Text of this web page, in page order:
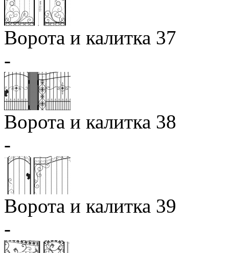
Ворота и калитка 37
-
Ворота и калитка 38
-
Ворота и калитка 39
-